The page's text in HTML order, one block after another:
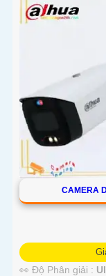
CAMERA
👀 Độ Phân giải :